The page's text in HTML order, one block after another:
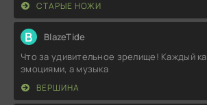
СТАРЫЕ НОЖИ
B BlazeTide
Что за удивительное зрелище! Каждый
эмоциями, а музыка
ВЕРШИНА